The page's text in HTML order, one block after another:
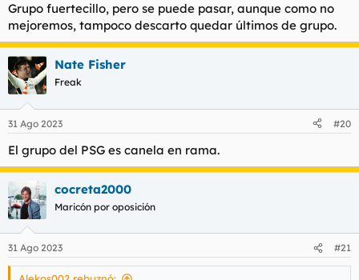
Grupo fuertecillo, pero se puede pasar, aunque como no
mejoremos, tampoco descarto quedar últimos de grupo.
Nate Fisher
Freak
31 Ago 2023 #20
El grupo del PSG es canela en rama.
cocreta2000
Maricón por oposición
31 Ago 2023 #21